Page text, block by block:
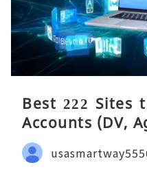
Best 222 Sites
Accounts (DV,
fied)